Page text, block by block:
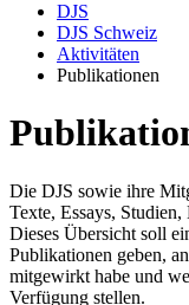
DJS
DJS Schweiz
Aktivitäten
Publikationen
Die DJS sowie ihre
Texte, Essays,
Dieses Übersicht soll
Publikationen geben,
mitgewirkt habe und
Verfügung stellen.